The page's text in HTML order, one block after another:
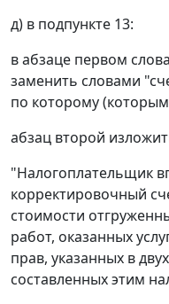
д) в подпункте 13:
в абзаце первом
заменить словами
по которому
абзац второй
"Налогоплательщик
корректировочный
стоимости
работ, оказанных
прав, указанных в
составленных этим